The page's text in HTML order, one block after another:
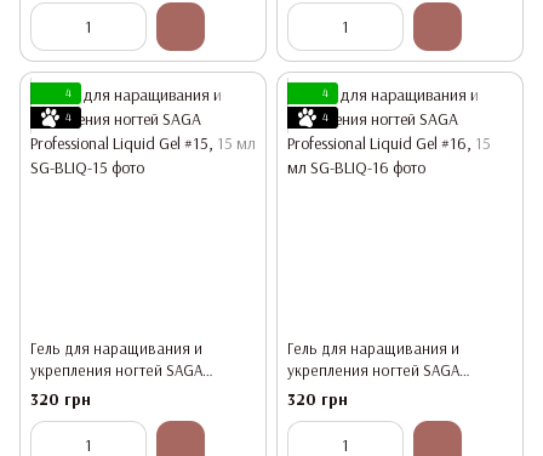
4
4
Гель для наращивания и
укрепления ногтей SAGA
Professional Liquid Gel #15, 15 мл
320 грн
4
4
Гель для наращивания и
укрепления ногтей SAGA
Professional Liquid Gel #16, 15 мл
320 грн